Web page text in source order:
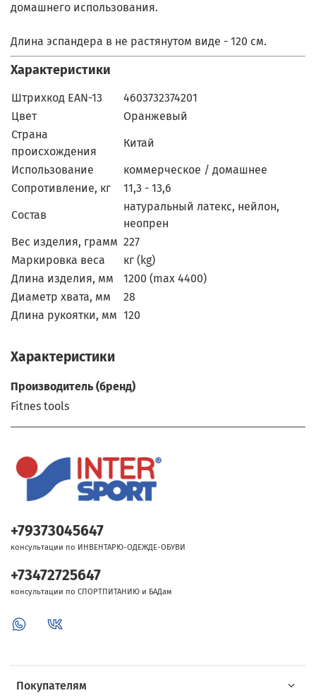
домашнего использования.
Длина эспандера в не растянутом виде - 120 см.
Характеристики
Штрихкод EAN-13
4603732374201
Цвет
Оранжевый
Страна
происхождения
Китай
Использование
коммерческое / домашнее
Сопротивление, кг
11,3 - 13,6
Состав
натуральный латекс, нейлон,
неопрен
Вес изделия, грамм 227
Маркировка веса
кг (kg)
Длина изделия, мм
1200 (max 4400)
Диаметр хвата, мм
28
Длина рукоятки, мм 120
Характеристики
Производитель (бренд)
Fitnes tools
Покупателям
+79373045647
консультации по ИНВЕНТАРЮ-ОДЕЖДЕ-ОБУВИ
+73472725647
консультации по СПОРТПИТАНИЮ и БАДам